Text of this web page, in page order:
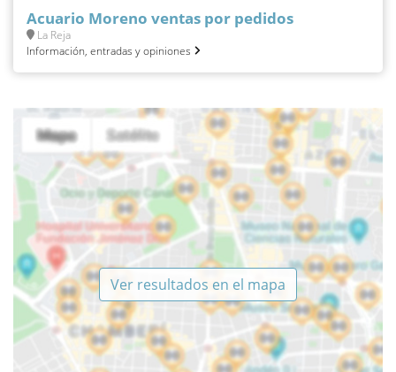
Acuario Moreno ventas por pedidos
La Reja
Información, entradas y opiniones
Ver resultados en el mapa